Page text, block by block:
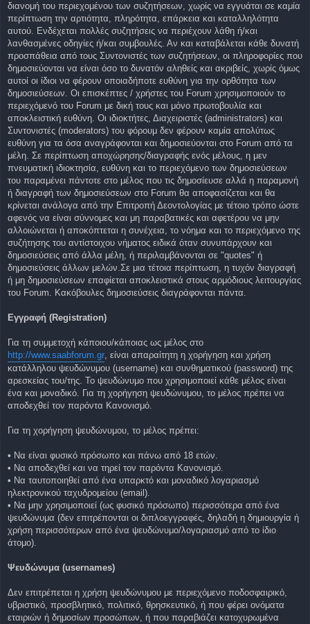
διανομή του περιεχομένου των συζητήσεων, χωρίς να εγγυάται σε καμία
περίπτωση την αρτιότητα, πληρότητα, επάρκεια και καταλληλότητα
αυτού. Ενδέχεται πολλές συζητήσεις να περιέχουν λάθη ή/και
λανθασμένες οδηγίες ή/και συμβουλές. Αν και καταβάλεται κάθε δυνατή
προσπάθεια από τους Συντονιστές των συζητήσεων, οι πληροφορίες που
δημοσιεύονται να είναι όσο το δυνατόν αληθείς και ακριβείς, χωρίς όμως
αυτοί οι ίδιοι να φέρουν οποιαδήποτε ευθύνη για την ορθότητα των
δημοσιεύσεων. Οι επισκέπτες / χρήστες του Forum χρησιμοποιούν το
περιεχόμενό του Forum με δική τους και μόνο πρωτοβουλία και
αποκλειστική ευθύνη. Οι ιδιοκτήτες, Διαχειριστές (administrators) και
Συντονιστές (moderators) του φόρουμ δεν φέρουν καμία απολύτως
ευθύνη για τα όσα αναγράφονται και δημοσιεύονται στο Forum από τα
μέλη. Σε περίπτωση αποχώρησης/διαγραφής ενός μέλους, η μεν
πνευματική ιδιοκτησία, ευθύνη και το περιεχόμενο των δημοσιεύσεων
του παραμένει πάντοτε στο μέλος που τις δημοσίευσε αλλά η παραμονή
ή διαγραφή των δημοσιεύσεων στο Forum θα αποφασίζεται και θα
κρίνεται ανάλογα από την Επιτροπή Δεοντολογίας με τέτοιο τρόπο ώστε
αφενός να είναι σύννομες και μη παραβατικές και αφετέρου να μην
αλλοιώνεται ή αποκόπτεται η συνέχεια, το νόημα και το περιεχόμενο της
συζήτησης του αντίστοιχου νήματος ειδικά όταν συνυπάρχουν και
δημοσιεύσεις από άλλα μέλη, ή περιλαμβάνονται σε "quotes" ή
δημοσιεύσεις άλλων μελών.Σε μια τέτοια περίπτωση, η τυχόν διαγραφή
ή μη δημοσιεύσεων επαφίεται αποκλειστικά στους αρμόδιους λειτουργίας
του Forum. Κακόβουλες δημοσιεύσεις διαγράφονται πάντα.
Εγγραφή (Registration)
Για τη συμμετοχή κάποιου/κάποιας ως μέλος στο
http://www.saabforum.gr, είναι απαραίτητη η χορήγηση και χρήση
κατάλληλου ψευδώνυμου (username) και συνθηματικού (password) της
αρεσκείας του/της. Το ψευδώνυμο που χρησιμοποιεί κάθε μέλος είναι
ένα και μοναδικό. Για τη χορήγηση ψευδώνυμου, το μέλος πρέπει να
αποδεχθεί τον παρόντα Κανονισμό.
Για τη χορήγηση ψευδώνυμου, το μέλος πρέπει:
• Να είναι φυσικό πρόσωπο και πάνω από 18 ετών.
• Να αποδεχθεί και να τηρεί τον παρόντα Κανονισμό.
• Να ταυτοποιηθεί από ένα υπαρκτό και μοναδικό λογαριασμό
ηλεκτρονικού ταχυδρομείου (email).
• Να μην χρησιμοποιεί (ως φυσικό πρόσωπο) περισσότερα από ένα
ψευδώνυμα (δεν επιτρέπονται οι διπλοεγγραφές, δηλαδή η δημιουργία ή
χρήση περισσότερων από ένα ψευδώνυμο/λογαριασμό από το ίδιο
άτομο).
Ψευδώνυμα (usernames)
Δεν επιτρέπεται η χρήση ψευδώνυμου με περιεχόμενο ποδοσφαιρικό,
υβριστικό, προσβλητικό, πολιτικό, θρησκευτικό, ή που φέρει ονόματα
εταιριών ή δημοσίων προσώπων, ή που παραβιάζει κατοχυρωμένα